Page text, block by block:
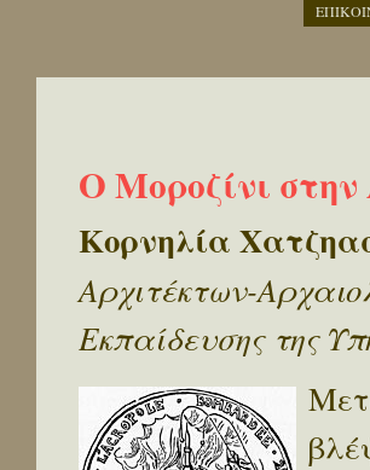
Ο Μοροζίνι
Κορνηλία
Αρχιτέκτων-
Εκπαίδευσης της